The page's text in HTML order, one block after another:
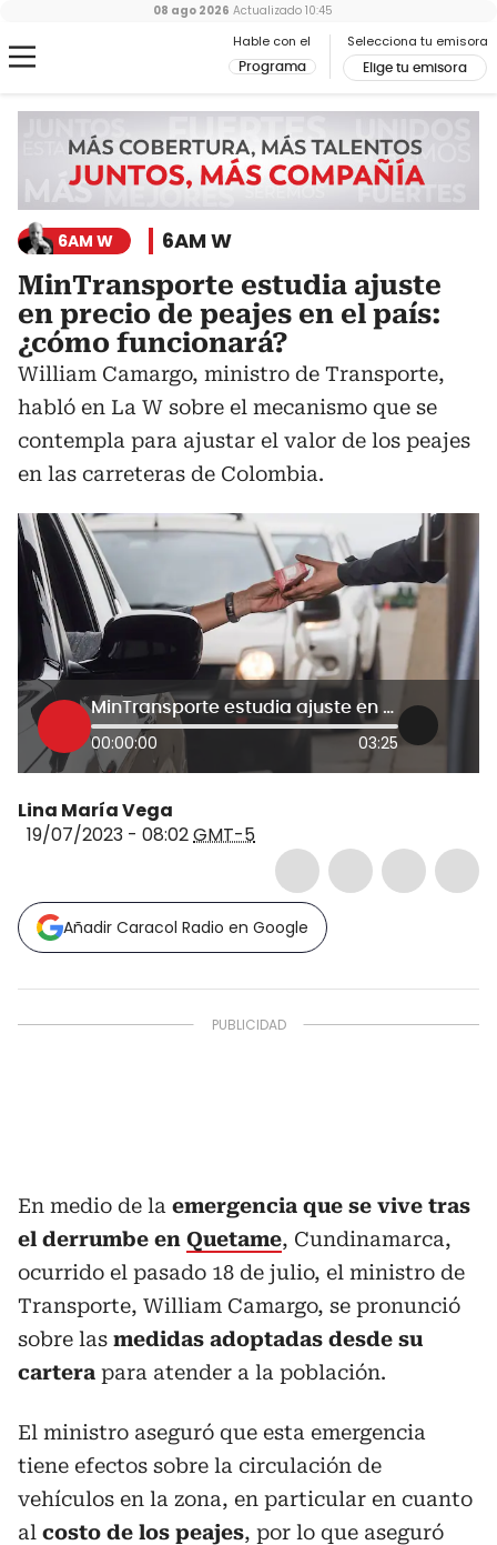
Hable con el
Programa
Selecciona tu emisora
Elige tu emisora
08 ago 2026 Actualizado 10:45
6AM W 6AM W
MinTransporte estudia ajuste
en precio de peajes en el país:
¿cómo funcionará?
William Camargo, ministro de Transporte,
habló en La W sobre el mecanismo que se
contempla para ajustar el valor de los peajes
en las carreteras de Colombia.
MinTransporte estudia ajuste en precio de peajes en el país: ¿cómo funcionará?
00:00:00 03:25
Lina María Vega
19/07/2023 - 08:02GMT-5
Añadir Caracol Radio en Google
En medio de la emergencia que se vive tras
el derrumbe en Quetame, Cundinamarca,
ocurrido el pasado 18 de julio, el ministro de
Transporte, William Camargo, se pronunció
sobre las medidas adoptadas desde su
cartera para atender a la población.
El ministro aseguró que esta emergencia
tiene efectos sobre la circulación de
vehículos en la zona, en particular en cuanto
al costo de los peajes, por lo que aseguró